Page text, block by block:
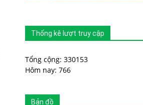
Thống kê lượt truy cập
Tổng cộng: 330153
Hôm nay: 766
Bản đồ